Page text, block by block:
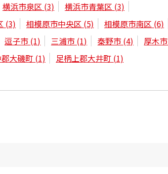
横浜市泉区 (3) 横浜市青葉区 (3)
(3) 相模原市中央区 (5) 相模原市南区 (6)
逗子市 (1) 三浦市 (1) 秦野市 (4) 厚木市
大磯町 (1) 足柄上郡大井町 (1)